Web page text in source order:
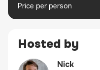
Price per person
Hosted by
Nick